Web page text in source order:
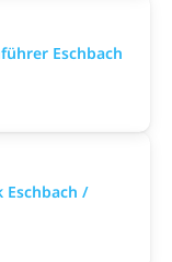
Eschbach
/